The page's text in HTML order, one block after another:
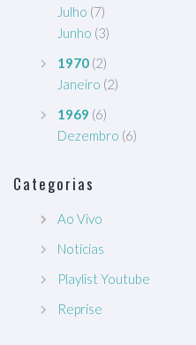
Julho (7)
Junho (3)
1970 (2)
Janeiro (2)
1969 (6)
Dezembro (6)
Categorias
Ao Vivo
Notícias
Playlist Youtube
Reprise